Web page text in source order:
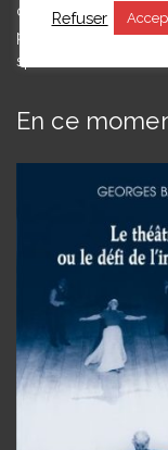
comité du Syndicat
pour but de
spectatrice.
En ce
Refuser